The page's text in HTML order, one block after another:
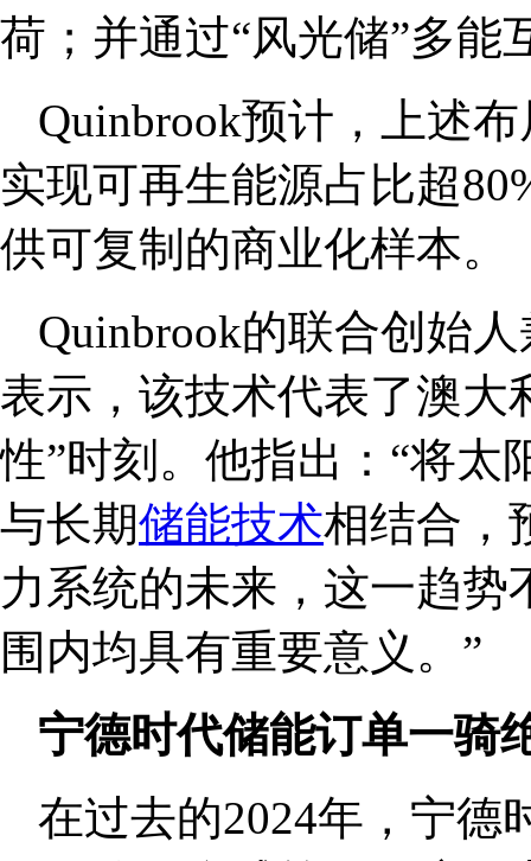
荷；并通过“风光储”多能
Quinbrook预计，上述
实现可再生能源占比超
供可复制的商业化样本。
Quinbrook的联合创始
表示，该技术代表了澳大
性”时刻。他指出：“将太
与长期储能技术相结合，
力系统的未来，这一趋
围内均具有重要意义。”
宁德时代储能订单一骑
在过去的2024年，宁德